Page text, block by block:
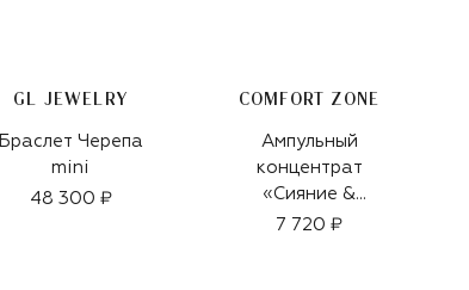
GL JEWELRY
Браслет Черепа
mini
48 300 ₽
COMFORT ZONE
Ампульный
концентрат
«Сияние &
гладкость» Renight
7 720 ₽